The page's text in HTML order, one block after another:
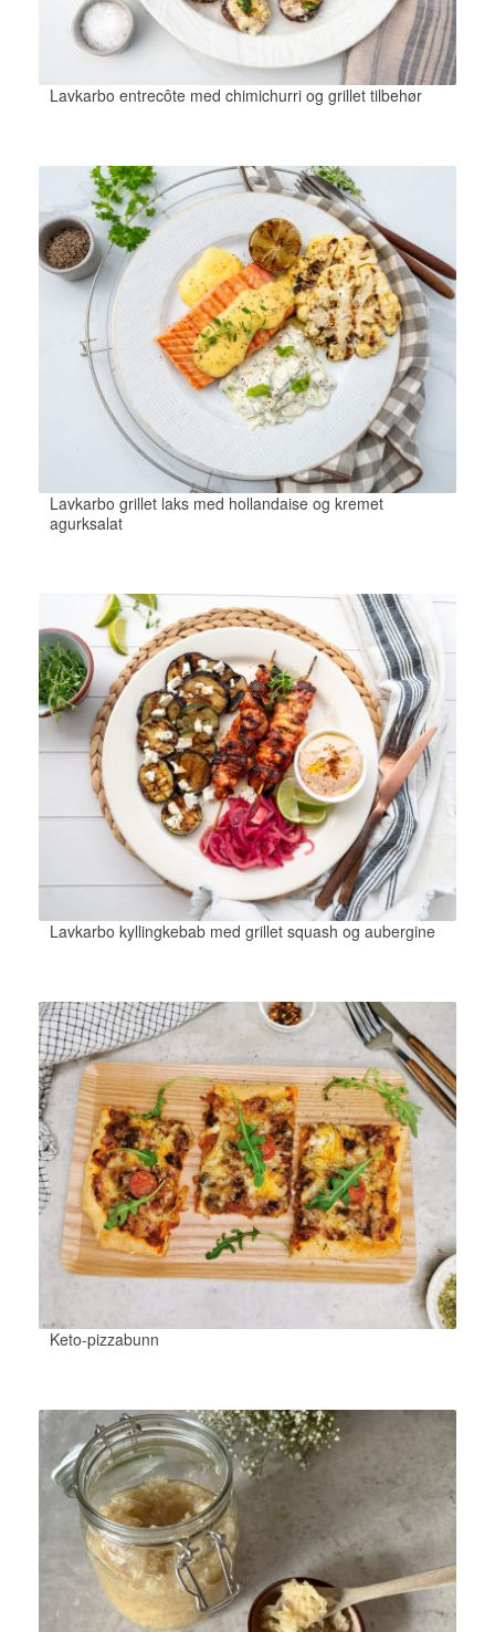
Lavkarbo entrecôte med chimichurri og grillet tilbehør
Lavkarbo grillet laks med hollandaise og kremet
agurksalat
Lavkarbo kyllingkebab med grillet squash og aubergine
Keto-pizzabunn